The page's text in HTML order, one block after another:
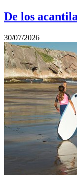
De los
30/07/2026